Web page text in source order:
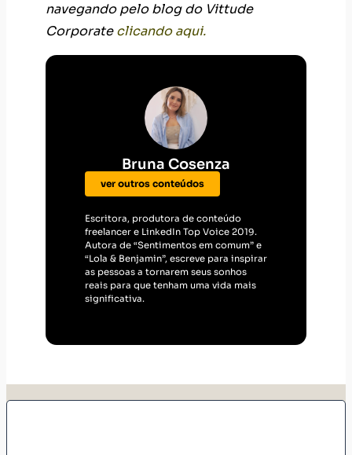
navegando pelo blog do Vittude
Corporateclicando aqui.
Bruna Cosenza
ver outros conteúdos
Escritora, produtora de conteúdo
freelancer e LinkedIn Top Voice 2019.
Autora de “Sentimentos em comum” e
“Lola & Benjamin”, escreve para inspirar
as pessoas a tornarem seus sonhos
reais para que tenham uma vida mais
significativa.